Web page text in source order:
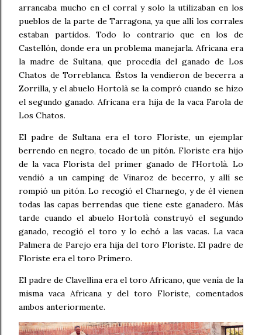
arrancaba mucho en el corral y solo la utilizaban en los
pueblos de la parte de Tarragona, ya que allí los corrales
estaban partidos. Todo lo contrario que en los de
Castellón, donde era un problema manejarla. Africana era
la madre de Sultana, que procedía del ganado de Los
Chatos de Torreblanca. Éstos la vendieron de becerra a
Zorrilla, y el abuelo Hortolà se la compró cuando se hizo
el segundo ganado. Africana era hija de la vaca Farola de
Los Chatos.
El padre de Sultana era el toro Floriste, un ejemplar
berrendo en negro, tocado de un pitón. Floriste era hijo
de la vaca Florista del primer ganado de l'Hortolà. Lo
vendió a un camping de Vinaroz de becerro, y allí se
rompió un pitón. Lo recogió el Charnego, y de él vienen
todas las capas berrendas que tiene este ganadero. Más
tarde cuando el abuelo Hortolà construyó el segundo
ganado, recogió el toro y lo echó a las vacas. La vaca
Palmera de Parejo era hija del toro Floriste. El padre de
Floriste era el toro Primero.
El padre de Clavellina era el toro Africano, que venía de la
misma vaca Africana y del toro Floriste, comentados
ambos anteriormente.